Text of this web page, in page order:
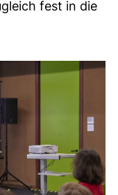
fest in die